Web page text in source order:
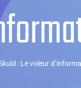
: Le voleur